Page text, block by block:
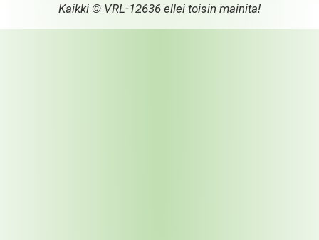
Kaikki © VRL-12636 ellei toisin mainita!